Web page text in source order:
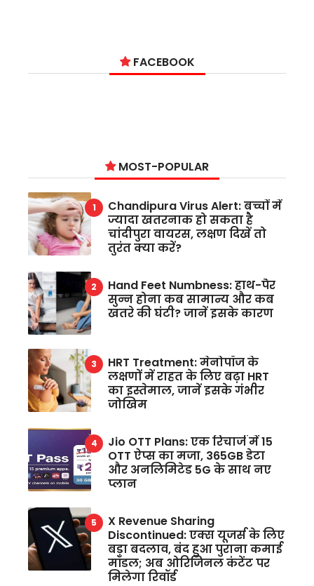
FACEBOOK
MOST-POPULAR
Chandipura Virus Alert: बच्चों में
ज्यादा खतरनाक हो सकता है
चांदीपुरा वायरस, लक्षण दिखें तो
तुरंत क्या करें?
Hand Feet Numbness: हाथ-पैर
सुन्न होना कब सामान्य और कब
खतरे की घंटी? जानें इसके कारण
HRT Treatment: मेनोपॉज के
लक्षणों में राहत के लिए बढ़ा HRT
का इस्तेमाल, जानें इसके गंभीर
जोखिम
Jio OTT Plans: एक रिचार्ज में 15
OTT ऐप्स का मजा, 365GB डेटा
और अनलिमिटेड 5G के साथ नए
प्लान
X Revenue Sharing
Discontinued: एक्स यूजर्स के लिए
बड़ा बदलाव, बंद हुआ पुराना कमाई
मॉडल; अब ओरिजिनल कंटेंट पर
मिलेगा रिवॉर्ड